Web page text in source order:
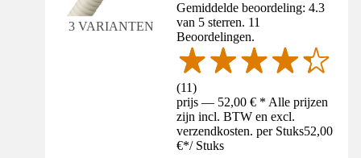
3 VARIANTEN
Gemiddelde beoordeling: 4.3
van 5 sterren. 11
Beoordelingen.
(11)
prijs — 52,00 € * Alle prijzen
zijn incl. BTW en excl.
verzendkosten. per Stuks52,00
€*/ Stuks